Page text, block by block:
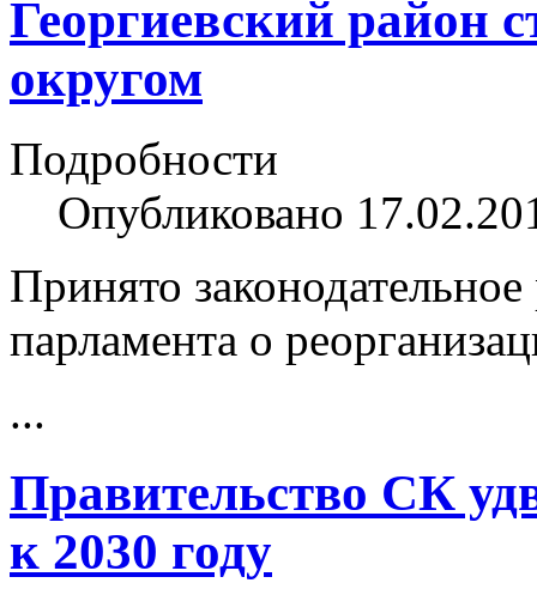
Георгиевский район
округом
Подробности
Опубликовано
Принято
парламента о
...
Правительство СК
к 2030 году